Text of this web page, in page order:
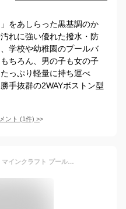
をあしらった黒基調のか
れに強い優れた撥水・防
学校や幼稚園のプールバ
ちろん、男の子も女の子
っぷり軽量に持ち運べ
手抜群の2WAYボストン型
ント (1件) >
【最大1000円OFFクーポン！】マインクラフト プールバッグ 2層式ボンサック グレー Minecraft ニシオ 海プール サマーレジャー用品 ゲームキャラクター グッズ シネマコレクション